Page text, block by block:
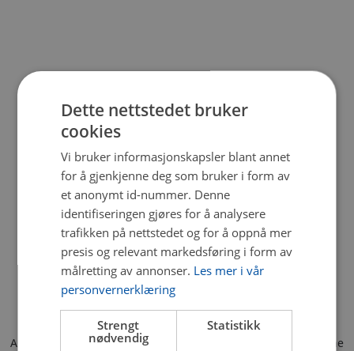
Application error: a client-side exception has occurred (see the
Dette nettstedet bruker
cookies
Vi bruker informasjonskapsler blant annet
for å gjenkjenne deg som bruker i form av
et anonymt id-nummer. Denne
identifiseringen gjøres for å analysere
trafikken på nettstedet og for å oppnå mer
presis og relevant markedsføring i form av
målretting av annonser. Les mer i vår
personvernerklæring
Strengt
nødvendig
Statistikk